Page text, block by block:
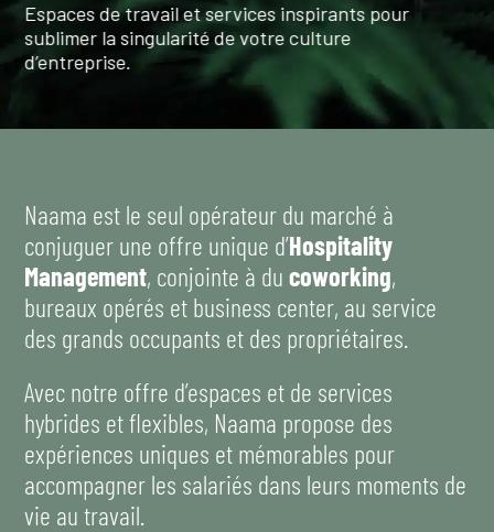
Espaces de travail et services inspirants pour
sublimer la singularité de votre culture
d’entreprise.
Naama est le seul opérateur du marché à
conjuguer une offre unique d’Hospitality
Management, conjointe à ducoworking,
bureaux opérés et business center, au service
des grands occupants et des propriétaires.
Avec notre offre d’espaces et de services
hybrides et flexibles, Naama propose des
expériences uniques et mémorables pour
accompagner les salariés dans leurs moments de
vie au travail.